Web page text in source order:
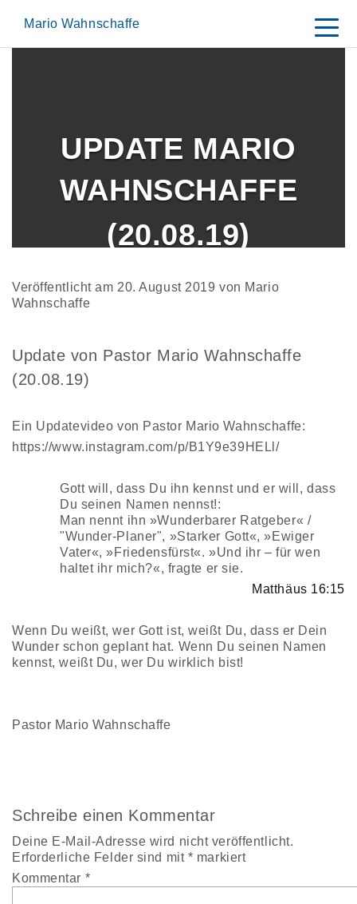
Mario Wahnschaffe
UPDATE MARIO
WAHNSCHAFFE
(20.08.19)
Veröffentlicht am 20. August 2019 von Mario
Wahnschaffe
Update von Pastor Mario Wahnschaffe
(20.08.19)
Ein Updatevideo von Pastor Mario Wahnschaffe:
https://www.instagram.com/p/B1Y9e39HELl/
Gott will, dass Du ihn kennst und er will, dass
Du seinen Namen nennst!:
Man nennt ihn »Wunderbarer Ratgeber« /
"Wunder-Planer", »Starker Gott«, »Ewiger
Vater«, »Friedensfürst«. »Und ihr – für wen
haltet ihr mich?«, fragte er sie.
Matthäus 16:15
Wenn Du weißt, wer Gott ist, weißt Du, dass er Dein
Wunder schon geplant hat. Wenn Du seinen Namen
kennst, weißt Du, wer Du wirklich bist!
Pastor Mario Wahnschaffe
Schreibe einen Kommentar
Deine E-Mail-Adresse wird nicht veröffentlicht.
Erforderliche Felder sind mit * markiert
Kommentar *